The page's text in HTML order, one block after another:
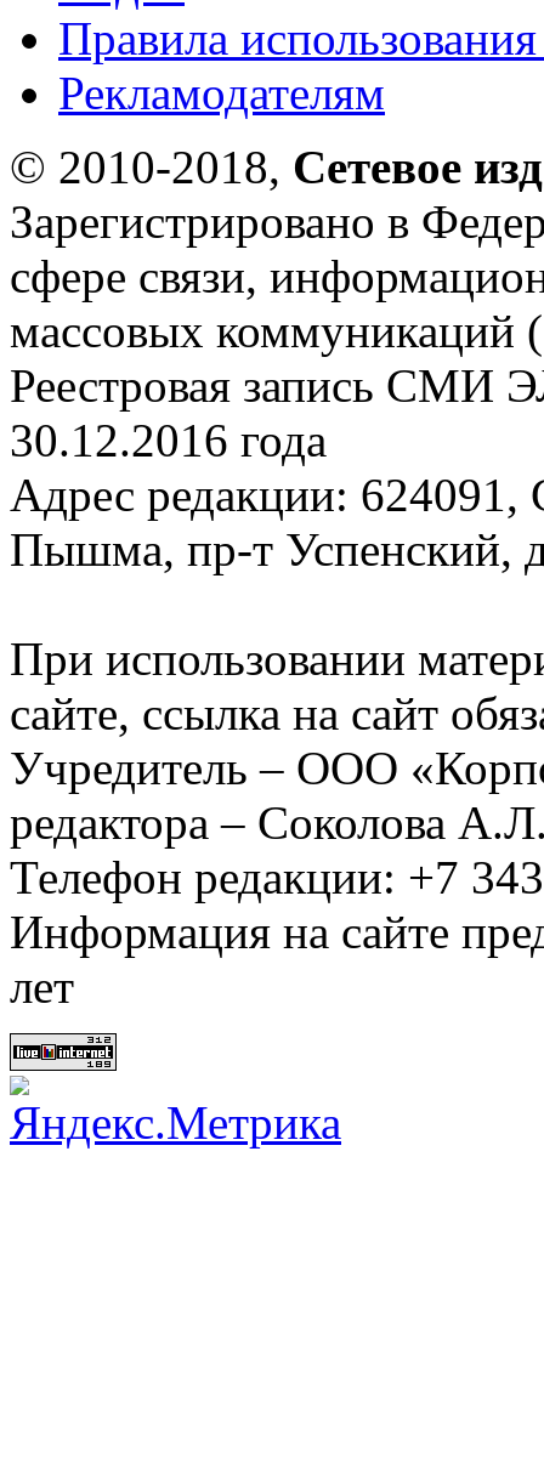
Правила
Рекламодателям
© 2010-2018, Сетевое
Зарегистрировано в
сфере связи,
массовых коммуникаций
Реестровая запись СМИ
30.12.2016 года
Адрес редакции: 624091,
Пышма, пр-т Успенский,
При использовании
сайте, ссылка на сайт
Учредитель – ООО
редактора – Соколова
Телефон редакции: +7
Информация на сайте
лет